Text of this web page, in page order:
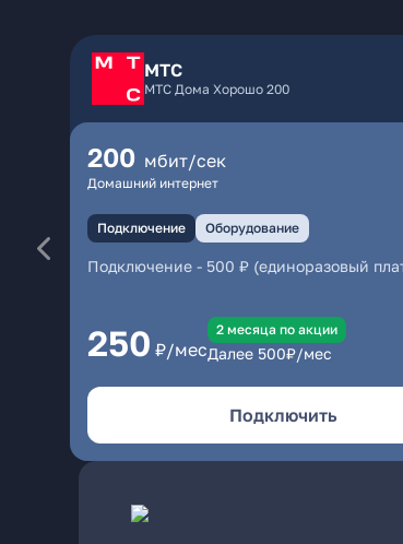
МТС
МТС Дома Хорошо 200
200 мбит/сек
Домашний интернет
Подключение Оборудование
Подключение - 500 ₽ (единоразовый
250 ₽/мес
2 месяцa по акции
Далее 500₽/мес
Подключить